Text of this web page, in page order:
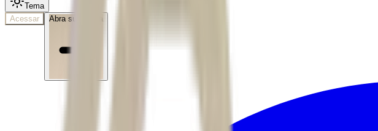
Tema
Acessar
Abra sua conta